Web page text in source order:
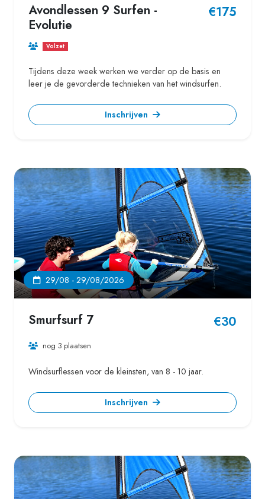
Avondlessen 9 Surfen -
Evolutie
€175
Volzet
Tijdens deze week werken we verder op de basis en
leer je de gevorderde technieken van het windsurfen.
Inschrijven
29/08 - 29/08/2026
Smurfsurf 7 €30
nog 3 plaatsen
Windsurflessen voor de kleinsten, van 8 - 10 jaar.
Inschrijven